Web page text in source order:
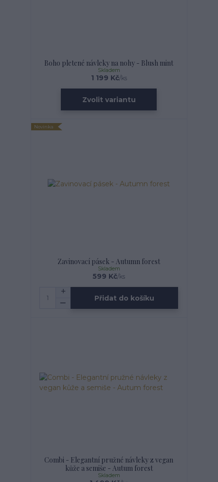
Boho pletené návleky na nohy - Blush mint
1 199 Kč/ks
Skladem
Zvolit variantu
Novinka
Zavinovací pásek - Autumn forest
599 Kč/ks
Skladem
Přidat do košíku
Combi - Elegantní pružné návleky z vegan
kůže a semiše - Autum forest
Skladem